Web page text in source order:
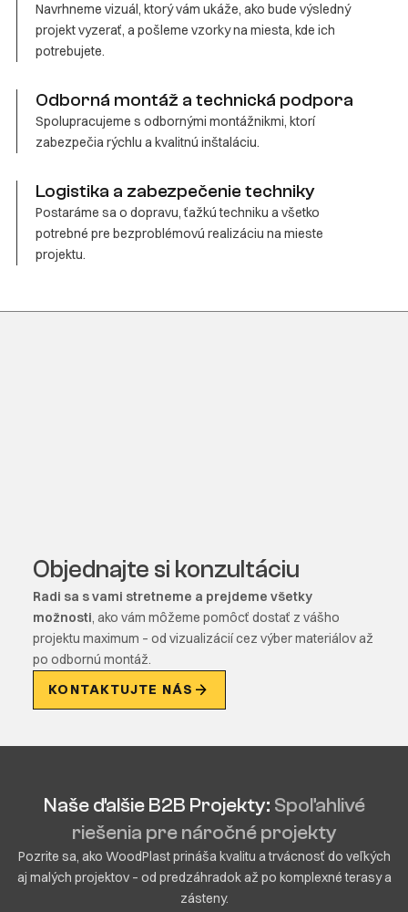
Navrhneme vizuál, ktorý vám ukáže, ako bude výsledný
projekt vyzerať, a pošleme vzorky na miesta, kde ich
potrebujete.
Odborná montáž a technická podpora
Spolupracujeme s odbornými montážnikmi, ktorí
zabezpečia rýchlu a kvalitnú inštaláciu.
Logistika a zabezpečenie techniky
Postaráme sa o dopravu, ťažkú techniku a všetko
potrebné pre bezproblémovú realizáciu na mieste
projektu.
Objednajte si konzultáciu
Radi sa s vami stretneme a prejdeme všetky
možnosti, ako vám môžeme pomôcť dostať z vášho
projektu maximum – od vizualizácií cez výber materiálov až
po odbornú montáž.
KONTAKTUJTE NÁS
Naše ďalšie B2B Projekty: Spoľahlivé
riešenia pre náročné projekty
Pozrite sa, ako WoodPlast prináša kvalitu a trvácnosť do veľkých
aj malých projektov – od predzáhradok až po komplexné terasy a
zásteny.